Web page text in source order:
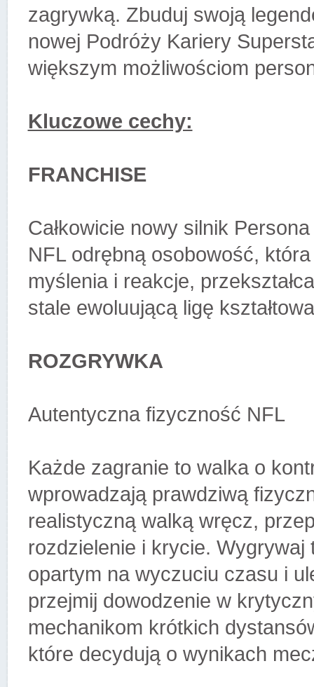
zagrywką. Zbuduj swoją
nowej Podróży Kariery
większym możliwościom
Kluczowe cechy:
FRANCHISE
Całkowicie nowy silnik
NFL odrębną osobowość,
myślenia i reakcje,
stale ewoluującą ligę
ROZGRYWKA
Autentyczna fizyczność NFL
Każde zagranie to walka o
wprowadzają prawdziwą
realistyczną walką wręcz,
rozdzielenie i krycie.
opartym na wyczuciu czasu i
przejmij dowodzenie w
mechanikom krótkich
które decydują o wynikach